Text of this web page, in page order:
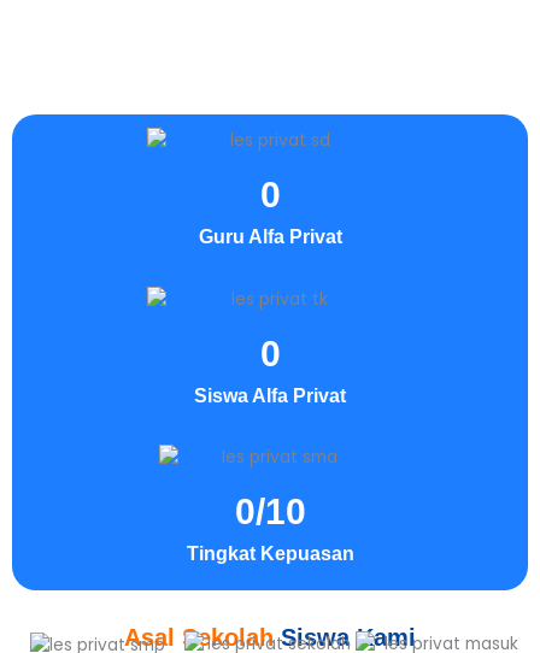
Guru Alfa Privat
0
Siswa Alfa Privat
0
Tingkat Kepuasan
0/10
Asal Sekolah Siswa Kami